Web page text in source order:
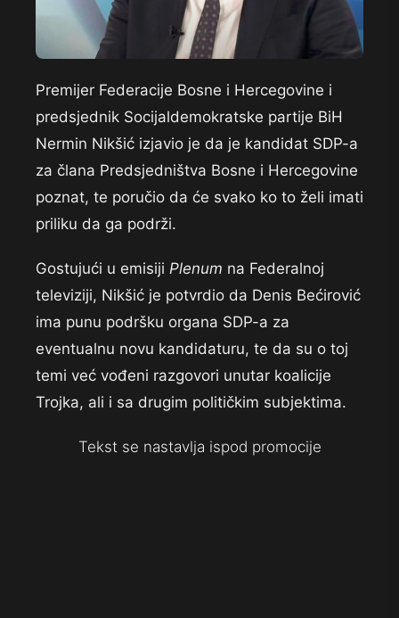
Premijer Federacije Bosne i Hercegovine i
predsjednik Socijaldemokratske partije BiH
Nermin Nikšić izjavio je da je kandidat SDP-a
za člana Predsjedništva Bosne i Hercegovine
poznat, te poručio da će svako ko to želi imati
priliku da ga podrži.
Gostujući u emisiji Plenum na Federalnoj
televiziji, Nikšić je potvrdio da Denis Bećirović
ima punu podršku organa SDP-a za
eventualnu novu kandidaturu, te da su o toj
temi već vođeni razgovori unutar koalicije
Trojka, ali i sa drugim političkim subjektima.
Tekst se nastavlja ispod promocije